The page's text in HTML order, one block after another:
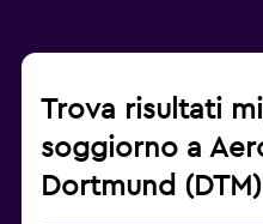
Trova risultati
soggiorno a
Dortmund (DTM)